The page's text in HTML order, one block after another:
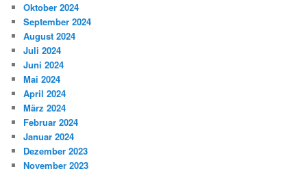
Oktober 2024
September 2024
August 2024
Juli 2024
Juni 2024
Mai 2024
April 2024
März 2024
Februar 2024
Januar 2024
Dezember 2023
November 2023